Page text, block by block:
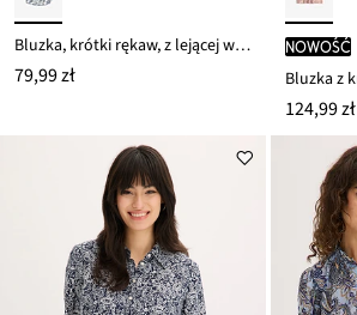
Bluzka, krótki rękaw, z lejącej wiskozy
79,99 zł
nowość
124,99 zł